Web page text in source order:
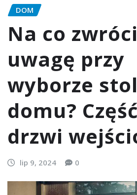
DOM
Na co
uwagę przy
wyborze
domu?
drzwi
lip 9, 2024 0